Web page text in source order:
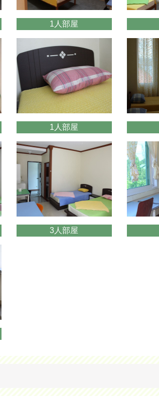
1人部屋
1人部屋
3人部屋